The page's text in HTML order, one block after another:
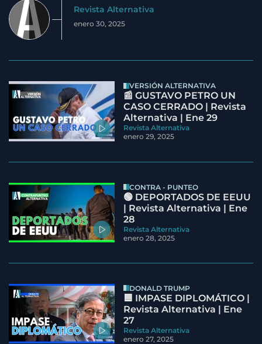
Revista Alternativa
enero 30, 2025
VERSIÓN ALTERNATIVA
📰 GUSTAVO PETRO UN
CASO CERRADO | Revista
Alternativa | Ene 29
Revista Alternativa
enero 29, 2025
CONTRA - PUNTEO
🟢 DEPORTADOS DE EEUU
| Revista Alternativa | Ene
28
Revista Alternativa
enero 28, 2025
DONALD TRUMP
🟦 IMPASE DIPLOMÁTICO |
Revista Alternativa | Ene
27
Revista Alternativa
enero 27, 2025